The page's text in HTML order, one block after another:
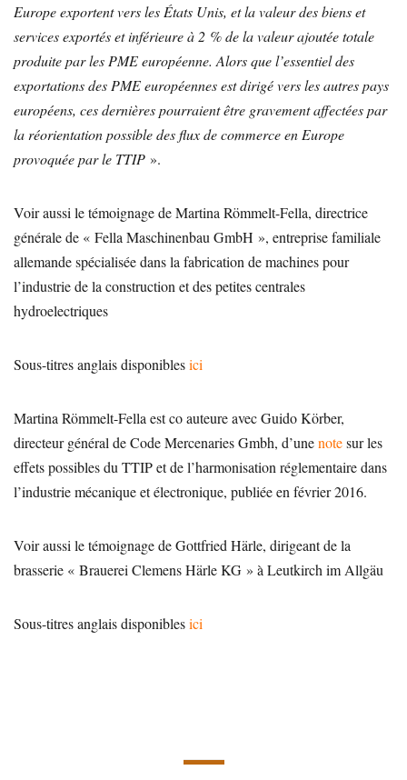
Europe exportent vers les États Unis, et la valeur des biens et
services exportés et inférieure à 2 % de la valeur ajoutée totale
produite par les PME européenne. Alors que l’essentiel des
exportations des PME européennes est dirigé vers les autres pays
européens, ces dernières pourraient être gravement affectées par
la réorientation possible des flux de commerce en Europe
provoquée par le TTIP ».
Voir aussi le témoignage de Martina Römmelt-Fella, directrice
générale de « Fella Maschinenbau GmbH », entreprise familiale
allemande spécialisée dans la fabrication de machines pour
l’industrie de la construction et des petites centrales
hydroelectriques
Sous-titres anglais disponiblesici
Martina Römmelt-Fella est co auteure avec Guido Körber,
directeur général de Code Mercenaries Gmbh, d’unenotesur les
effets possibles du TTIP et de l’harmonisation réglementaire dans
l’industrie mécanique et électronique, publiée en février 2016.
Voir aussi le témoignage de Gottfried Härle, dirigeant de la
brasserie « Brauerei Clemens Härle KG » à Leutkirch im Allgäu
Sous-titres anglais disponiblesici